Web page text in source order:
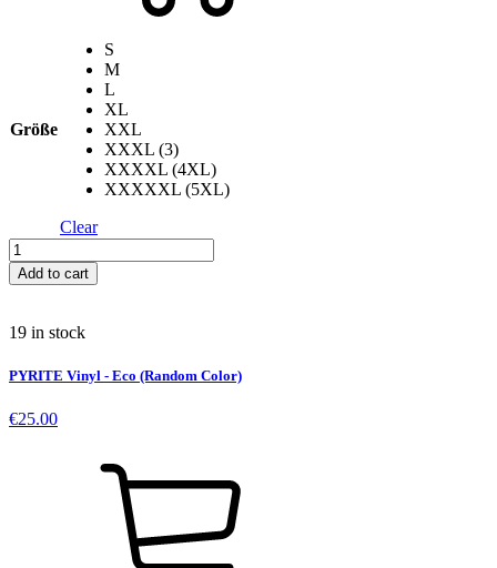
Größe
S
M
L
XL
XXL
XXXL (3)
XXXXL (4XL)
XXXXXL (5XL)
Clear
Logo
T-
Shirt
Black
Add to cart
19 in stock
PYRITE Vinyl - Eco (Random Color)
€25.00